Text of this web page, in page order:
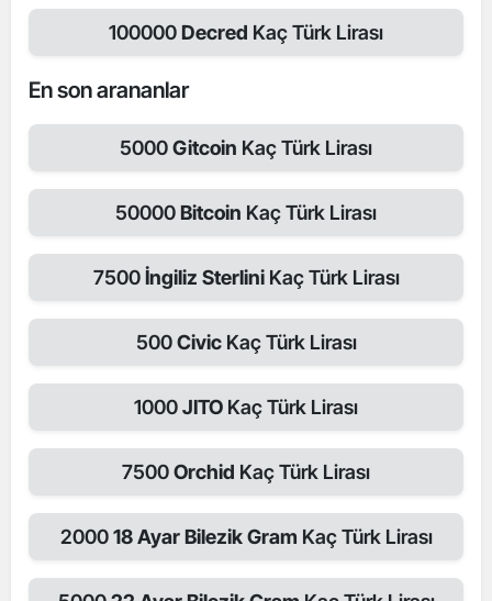
100000Decred Kaç Türk Lirası
En son arananlar
5000Gitcoin Kaç Türk Lirası
50000Bitcoin Kaç Türk Lirası
7500İngiliz SterliniKaç Türk Lirası
500Civic Kaç Türk Lirası
1000JITO Kaç Türk Lirası
7500Orchid Kaç Türk Lirası
200018 Ayar Bilezik Gram Kaç Türk Lirası